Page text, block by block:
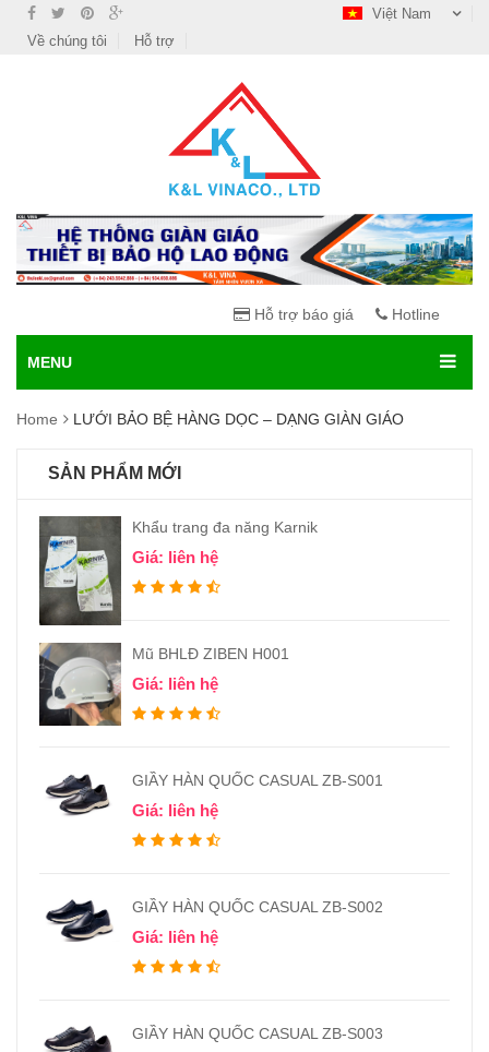
Việt Nam
Về chúng tôi
Hỗ trợ
Hỗ trợ báo giá Hotline
MENU
Home LƯỚI BẢO BỆ HÀNG DỌC – DẠNG GIÀN GIÁO
SẢN PHẨM MỚI
Khẩu trang đa năng Karnik
Giá: liên hệ
Mũ BHLĐ ZIBEN H001
Giá: liên hệ
GIẦY HÀN QUỐC CASUAL ZB-S001
Giá: liên hệ
GIẦY HÀN QUỐC CASUAL ZB-S002
Giá: liên hệ
GIẦY HÀN QUỐC CASUAL ZB-S003